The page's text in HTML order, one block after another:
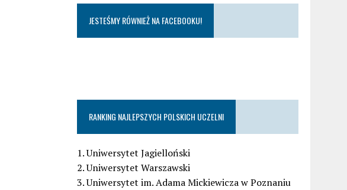
JESTEŚMY RÓWNIEŻ NA FACEBOOKU!
RANKING NAJLEPSZYCH POLSKICH UCZELNI
1. Uniwersytet Jagielloński
2. Uniwersytet Warszawski
3. Uniwersytet im. Adama Mickiewicza w Poznaniu